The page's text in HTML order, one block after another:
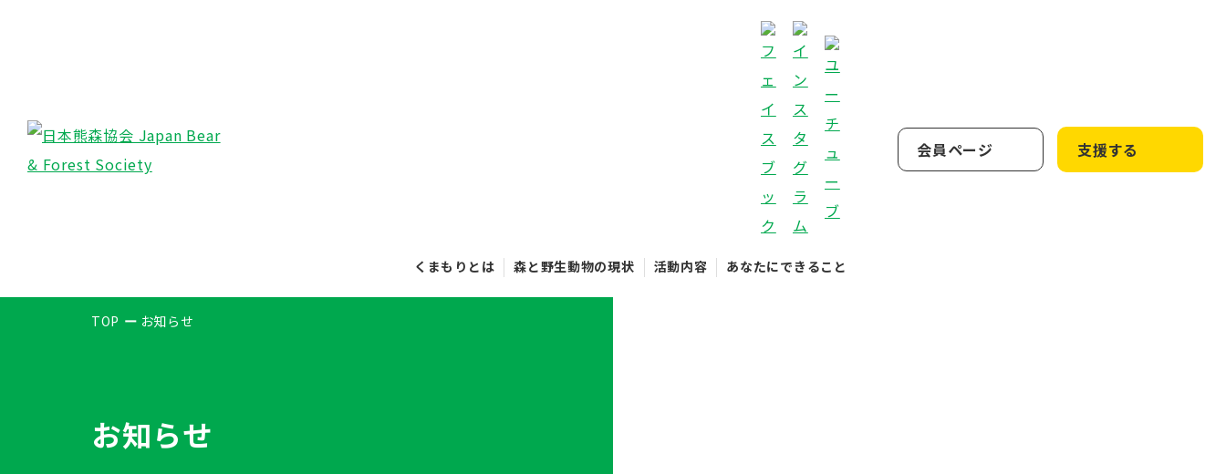
くまもりとは 森と野生動物の現状 活動内容 あなたにできること
会員ページ 支援する
TOP お知らせ
お知らせ